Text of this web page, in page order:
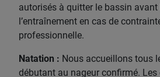
autorisés à quitter le bassin
l’entraînement en cas de
professionnelle.
Natation : Nous accueillons tous
débutant au nageur confirmé.